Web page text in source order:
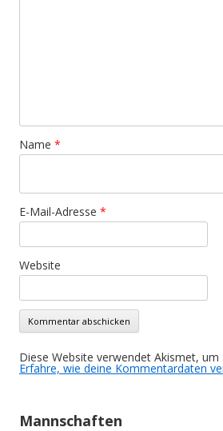
Name *
E-Mail-Adresse *
Website
Diese Website verwendet Akismet, um
Erfahre, wie deine Kommentardaten
Mannschaften